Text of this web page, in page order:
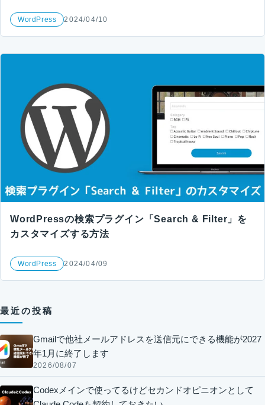
WordPress 2024/04/10
WordPressの検索プラグイン「Search & Filter」を
カスタマイズする方法
WordPress 2024/04/09
最近の投稿
Gmailで他社メールアドレスを送信元にできる機能が2027
年1月に終了します
2026/08/07
Codexメインで使ってるけどセカンドオピニオンとして